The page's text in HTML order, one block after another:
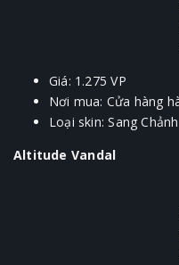
Giá: 1.275 VP
Nơi mua: Cửa hàng
Loại skin: Sang Chảnh
Altitude Vandal